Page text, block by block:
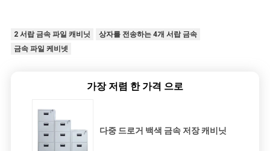
2 서랍 금속 파일 캐비닛
상자를 전송하는 4개 서랍 금속
금속 파일 케비넷
가장 저렴 한 가격 으로
다중 드로거 백색 금속 저장 캐비닛